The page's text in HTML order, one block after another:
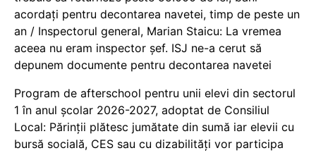
acordați pentru decontarea navetei, timp de peste un
an / Inspectorul general, Marian Staicu: La vremea
aceea nu eram inspector șef. ISJ ne-a cerut să
depunem documente pentru decontarea navetei
Program de afterschool pentru unii elevi din sectorul
1 în anul școlar 2026-2027, adoptat de Consiliul
Local: Părinții plătesc jumătate din sumă iar elevii cu
bursă socială, CES sau cu dizabilităţi vor participa